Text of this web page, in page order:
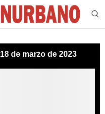
18 de marzo de 2023